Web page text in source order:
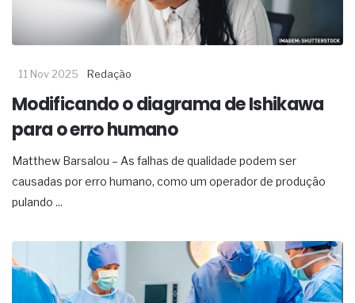
11 Nov 2025 Redação
Modificando o diagrama de Ishikawa
para o erro humano
Matthew Barsalou – As falhas de qualidade podem ser
causadas por erro humano, como um operador de produção
pulando ...